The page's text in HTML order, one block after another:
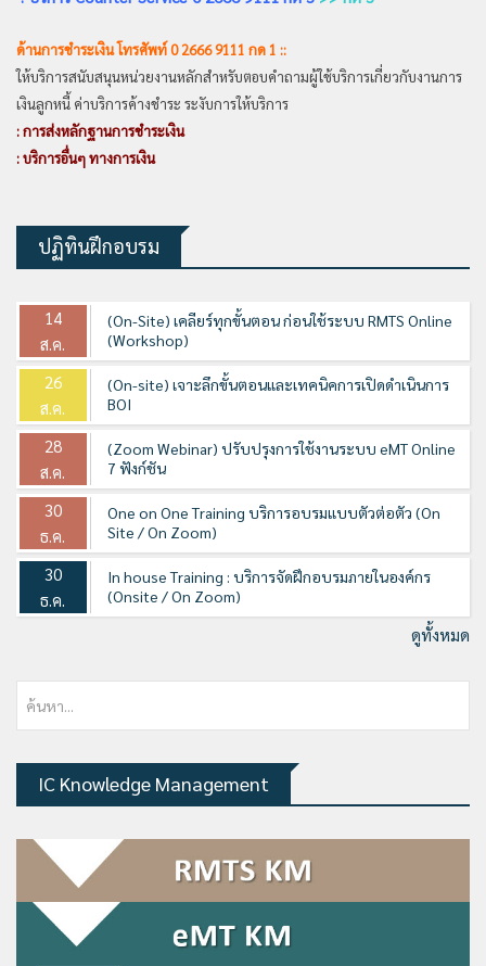
ด้านการชำระเงิน โทรศัพท์ 0 2666 9111 กด 1 ::
ให้บริการสนับสนุนหน่วยงานหลักสำหรับตอบคำถามผู้ใช้บริการเกี่ยวกับงานการ
เงินลูกหนี้ ค่าบริการค้างชำระ ระงับการให้บริการ
: การส่งหลักฐานการชำระเงิน
: บริการอื่นๆ ทางการเงิน
ปฏิทินฝึกอบรม
14
ส.ค.
(On-Site) เคลียร์ทุกขั้นตอน ก่อนใช้ระบบ RMTS Online
(Workshop)
26
ส.ค.
(On-site) เจาะลึกขั้นตอนและเทคนิคการเปิดดำเนินการ
BOI
28
ส.ค.
(Zoom Webinar) ปรับปรุงการใช้งานระบบ eMT Online
7 ฟังก์ชัน
30
ธ.ค.
One on One Training บริการอบรมแบบตัวต่อตัว (On
Site / On Zoom)
30
ธ.ค.
In house Training : บริการจัดฝึกอบรมภายในองค์กร
(Onsite / On Zoom)
ดูทั้งหมด
IC Knowledge Management